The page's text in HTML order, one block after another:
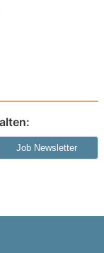
Job Newsletter